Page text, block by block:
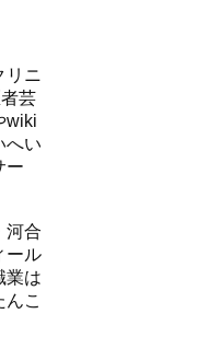
リニ
芸
wiki
へい
ー
河合
ール
業は
こ